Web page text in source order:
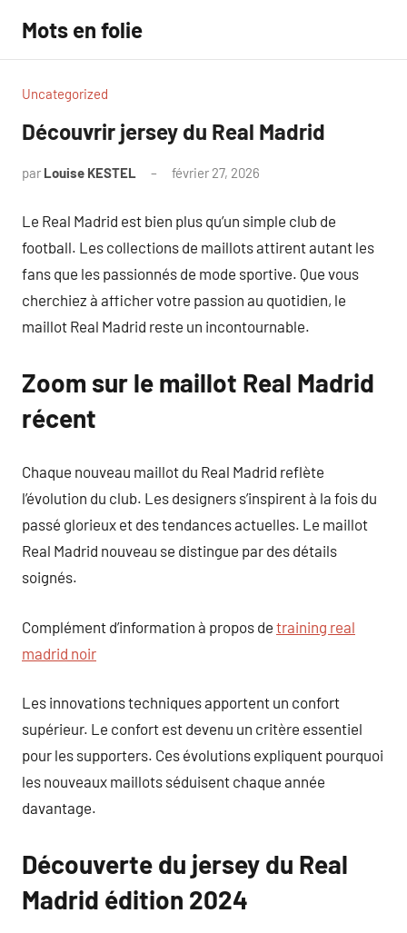
contenu
Mots en folie
Uncategorized
Découvrir jersey du Real Madrid
par Louise KESTEL février 27, 2026
Le Real Madrid est bien plus qu’un simple club de
football. Les collections de maillots attirent autant les
fans que les passionnés de mode sportive. Que vous
cherchiez à afficher votre passion au quotidien, le
maillot Real Madrid reste un incontournable.
Zoom sur le maillot Real Madrid
récent
Chaque nouveau maillot du Real Madrid reflète
l’évolution du club. Les designers s’inspirent à la fois du
passé glorieux et des tendances actuelles. Le maillot
Real Madrid nouveau se distingue par des détails
soignés.
Complément d’information à propos de training real
madrid noir
Les innovations techniques apportent un confort
supérieur. Le confort est devenu un critère essentiel
pour les supporters. Ces évolutions expliquent pourquoi
les nouveaux maillots séduisent chaque année
davantage.
Découverte du jersey du Real
Madrid édition 2024